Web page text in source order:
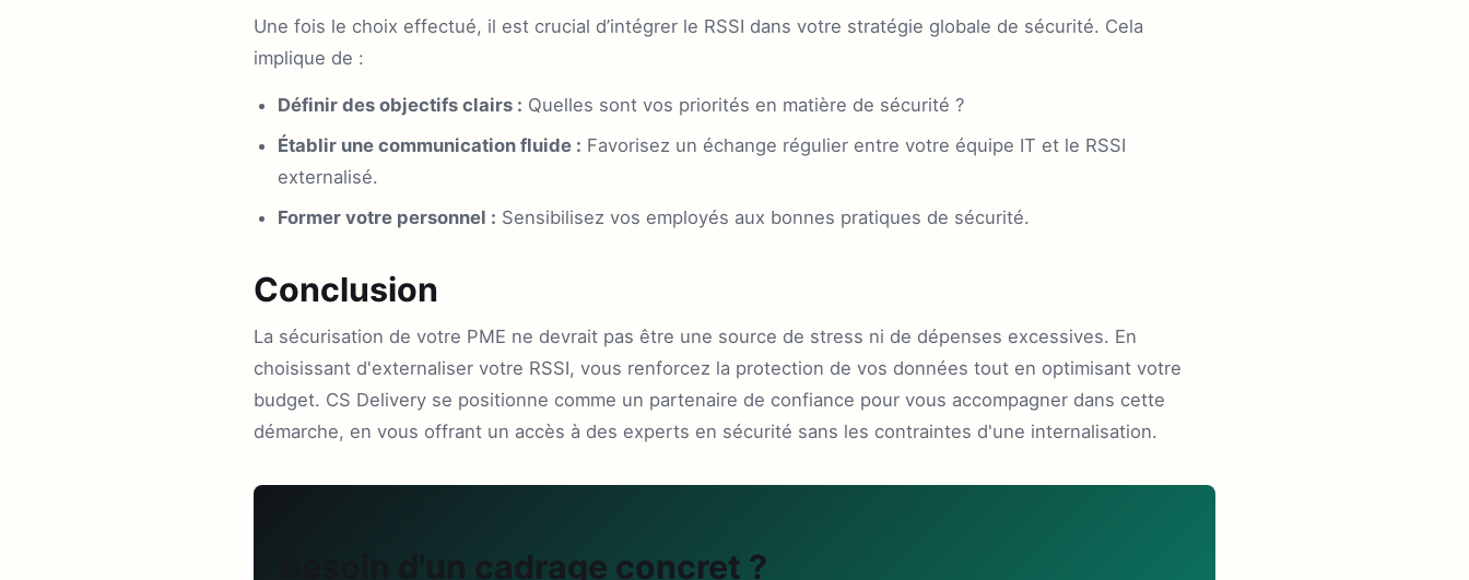
Une fois le choix effectué, il est crucial d’intégrer le RSSI dans votre stratégie globale de sécurité. Cela
implique de :
Définir des objectifs clairs : Quelles sont vos priorités en matière de sécurité ?
Établir une communication fluide : Favorisez un échange régulier entre votre équipe IT et le RSSI
externalisé.
Former votre personnel : Sensibilisez vos employés aux bonnes pratiques de sécurité.
Conclusion
La sécurisation de votre PME ne devrait pas être une source de stress ni de dépenses excessives. En
choisissant d'externaliser votre RSSI, vous renforcez la protection de vos données tout en optimisant votre
budget. CS Delivery se positionne comme un partenaire de confiance pour vous accompagner dans cette
démarche, en vous offrant un accès à des experts en sécurité sans les contraintes d'une internalisation.
Besoin d'un cadrage concret ?